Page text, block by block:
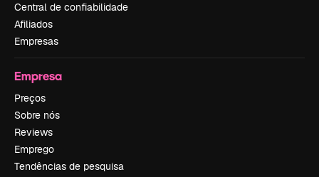
Central de confiabilidade
Afiliados
Empresas
Empresa
Preços
Sobre nós
Reviews
Emprego
Tendências de pesquisa